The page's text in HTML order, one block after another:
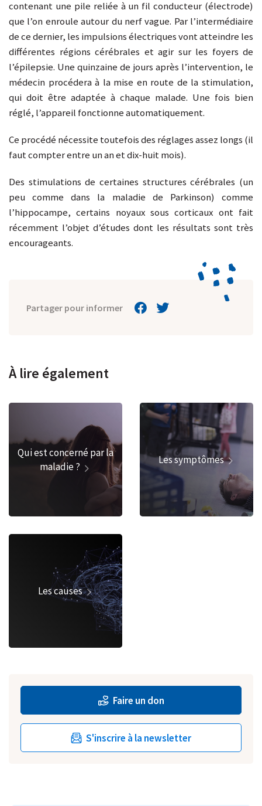
contenant une pile reliée à un fil conducteur (électrode)
que l’on enroule autour du nerf vague. Par l’intermédiaire
de ce dernier, les impulsions électriques vont atteindre les
différentes régions cérébrales et agir sur les foyers de
l’épilepsie. Une quinzaine de jours après l’intervention, le
médecin procédera à la mise en route de la stimulation,
qui doit être adaptée à chaque malade. Une fois bien
réglé, l’appareil fonctionne automatiquement.
Ce procédé nécessite toutefois des réglages assez longs (il
faut compter entre un an et dix-huit mois).
Des stimulations de certaines structures cérébrales (un
peu comme dans la maladie de Parkinson) comme
l’hippocampe, certains noyaux sous corticaux ont fait
récemment l’objet d’études dont les résultats sont très
encourageants.
Partager pour informer
À lire également
Qui est concerné par la
maladie ?
Les symptômes
Les causes
Faire un don
S'inscrire à la newsletter